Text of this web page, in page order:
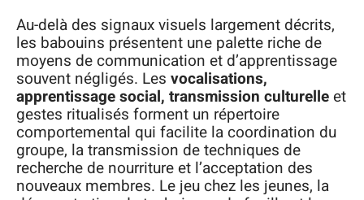
Au-delà des signaux visuels largement décrits,
les babouins présentent une palette riche de
moyens de communication et d’apprentissage
souvent négligés. Les vocalisations,
apprentissage social, transmission culturelleet
gestes ritualisés forment un répertoire
comportemental qui facilite la coordination du
groupe, la transmission de techniques de
recherche de nourriture et l’acceptation des
nouveaux membres. Le jeu chez les jeunes, la